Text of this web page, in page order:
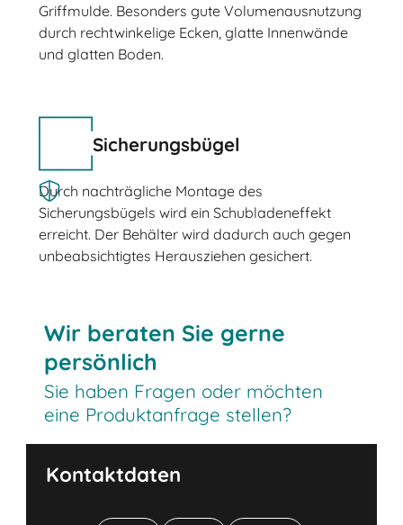
Griffmulde. Besonders gute Volumenausnutzung
durch rechtwinkelige Ecken, glatte Innenwände
und glatten Boden.
Sicherungsbügel
Durch nachträgliche Montage des
Sicherungsbügels wird ein Schubladeneffekt
erreicht. Der Behälter wird dadurch auch gegen
unbeabsichtigtes Herausziehen gesichert.
Wir beraten Sie gerne
persönlich
Sie haben Fragen oder möchten
eine Produktanfrage stellen?
Kontaktdaten